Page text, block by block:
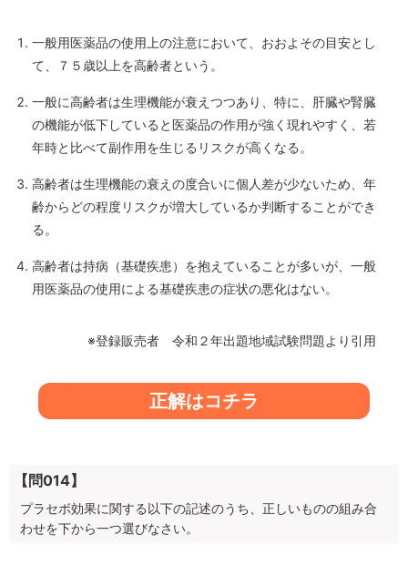
一般用医薬品の使用上の注意において、おおよその目安とし
て、７５歳以上を高齢者という。
一般に高齢者は生理機能が衰えつつあり、特に、肝臓や腎臓
の機能が低下していると医薬品の作用が強く現れやすく、若
年時と比べて副作用を生じるリスクが高くなる。
高齢者は生理機能の衰えの度合いに個人差が少ないため、年
齢からどの程度リスクが増大しているか判断することができ
る。
高齢者は持病（基礎疾患）を抱えていることが多いが、一般
用医薬品の使用による基礎疾患の症状の悪化はない。
※登録販売者 令和２年出題地域試験問題より引用
正解はコチラ
【問014】
プラセボ効果に関する以下の記述のうち、正しいものの組み合
わせを下から一つ選びなさい。